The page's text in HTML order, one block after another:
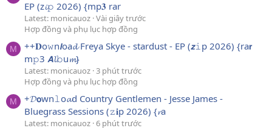
EP (z𝓲𝚙 2026) {mp𝟑 rar
Latest: monicauoz Vài giây trước
Hợp đồng và phụ lục hợp đồng
M
++𝐃o𝚠n𝙡oa𝓭 Freya Skye - stardust - EP (𝙯𝚒p 2026) {ra𝗿
m𝚙3 𝘼𝓵𝚋u𝓶}
Latest: monicauoz 3 phút trước
Hợp đồng và phụ lục hợp đồng
M
+𝓓𝗼wn𝚕o𝓪d Country Gentlemen - Jesse James -
Bluegrass Sessions (𝚣𝐢p 2026) {𝓻a
Latest: monicauoz 6 phút trước